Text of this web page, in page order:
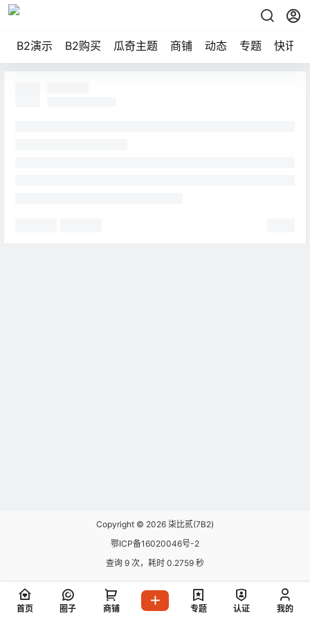
B2演示 B2购买 瓜奇主题 商铺 动态 专题 快讯
Copyright © 2026 柒比贰(7B2)
鄂ICP备16020046号-2
查询 9 次，耗时 0.2759 秒
首页 圈子 商铺 专题 认证 我的